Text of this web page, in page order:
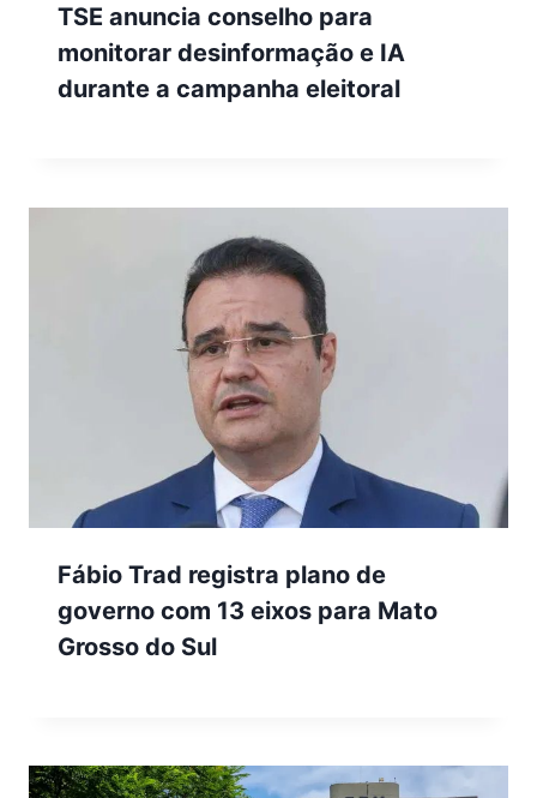
TSE anuncia conselho para
monitorar desinformação e IA
durante a campanha eleitoral
Fábio Trad registra plano de
governo com 13 eixos para Mato
Grosso do Sul